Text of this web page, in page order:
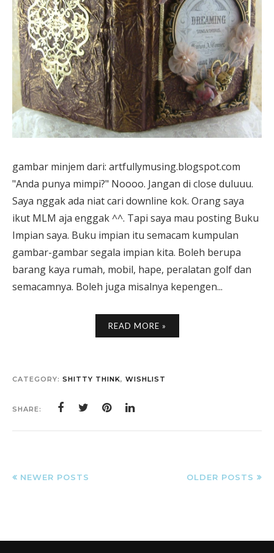
gambar minjem dari: artfullymusing.blogspot.com
"Anda punya mimpi?" Noooo. Jangan di close duluuu.
Saya nggak ada niat cari downline kok. Orang saya
ikut MLM aja enggak ^^. Tapi saya mau posting Buku
Impian saya. Buku impian itu semacam kumpulan
gambar-gambar segala impian kita. Boleh berupa
barang kaya rumah, mobil, hape, peralatan golf dan
semacamnya. Boleh juga misalnya kepengen...
READ MORE »
CATEGORY: SHITTY THINK, WISHLIST
SHARE:
NEWER POSTS OLDER POSTS